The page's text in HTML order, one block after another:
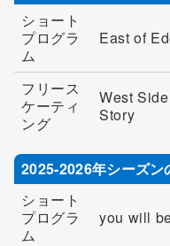
ショート
プログラ
ム
East of
フリース
ケーティ
ング
West Side
Story
2025-2026年シーズン
ショート
プログラ
ム
you will